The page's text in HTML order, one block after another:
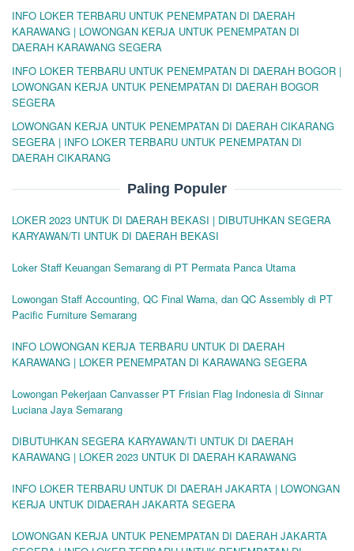
INFO LOKER TERBARU UNTUK PENEMPATAN DI DAERAH
KARAWANG | LOWONGAN KERJA UNTUK PENEMPATAN DI
DAERAH KARAWANG SEGERA
INFO LOKER TERBARU UNTUK PENEMPATAN DI DAERAH BOGOR |
LOWONGAN KERJA UNTUK PENEMPATAN DI DAERAH BOGOR
SEGERA
LOWONGAN KERJA UNTUK PENEMPATAN DI DAERAH CIKARANG
SEGERA | INFO LOKER TERBARU UNTUK PENEMPATAN DI
DAERAH CIKARANG
Paling Populer
LOKER 2023 UNTUK DI DAERAH BEKASI | DIBUTUHKAN SEGERA
KARYAWAN/TI UNTUK DI DAERAH BEKASI
Loker Staff Keuangan Semarang di PT Permata Panca Utama
Lowongan Staff Accounting, QC Final Warna, dan QC Assembly di PT
Pacific Furniture Semarang
INFO LOWONGAN KERJA TERBARU UNTUK DI DAERAH
KARAWANG | LOKER PENEMPATAN DI KARAWANG SEGERA
Lowongan Pekerjaan Canvasser PT Frisian Flag Indonesia di Sinnar
Luciana Jaya Semarang
DIBUTUHKAN SEGERA KARYAWAN/TI UNTUK DI DAERAH
KARAWANG | LOKER 2023 UNTUK DI DAERAH KARAWANG
INFO LOKER TERBARU UNTUK DI DAERAH JAKARTA | LOWONGAN
KERJA UNTUK DIDAERAH JAKARTA SEGERA
LOWONGAN KERJA UNTUK PENEMPATAN DI DAERAH JAKARTA